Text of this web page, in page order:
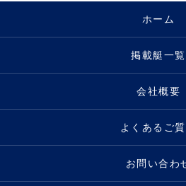
ホーム
掲載艇一覧
会社概要
よくあるご
お問い合わ